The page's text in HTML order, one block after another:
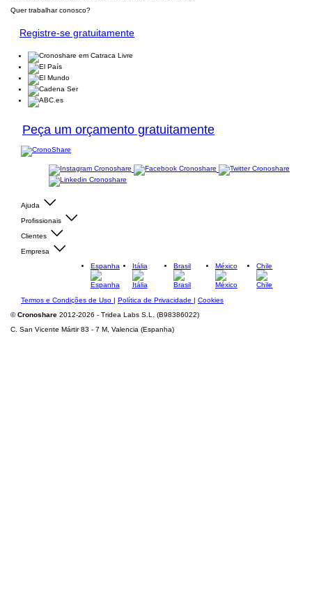
Quer trabalhar conosco?
Registre-se gratuitamente
Peça um orçamento gratuitamente
Ajuda
Profissionais
Clientes
Empresa
Espanha
Itália Brasil México Chile
Termos e Condições de Uso | Política de Privacidade | Cookies
©Cronoshare 2012-2026 - Tridea Labs S.L. (B98386022)
C. San Vicente Mártir 83 - 7 M, Valencia (Espanha)